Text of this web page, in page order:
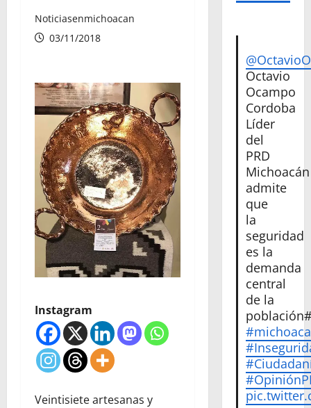
Noticiasenmichoacan
03/11/2018
Instagram
Veintisiete artesanas y
Octavio
Ocampo
Cordoba
Líder
del
PRD
Michoacán
admite
que
la
seguridad
es la
demanda
central
de la